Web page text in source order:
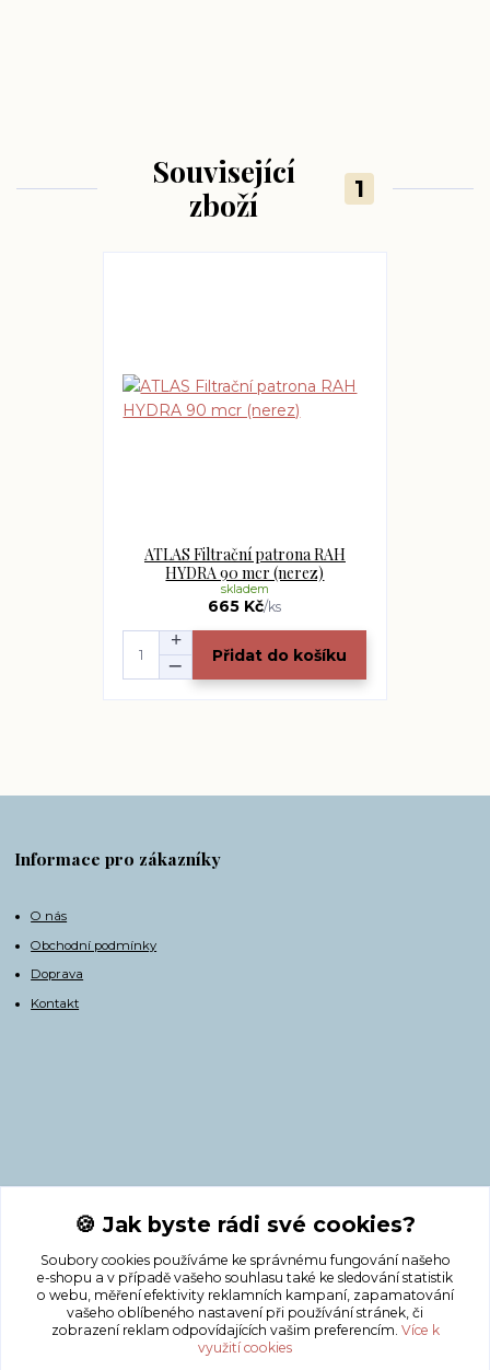
Související
zboží
1
ATLAS Filtrační patrona RAH
HYDRA 90 mcr (nerez)
665 Kč/ks
skladem
Přidat do košíku
Informace pro zákazníky
O nás
Obchodní podmínky
Doprava
Kontakt
Kontakty
+420 775 308 750
info@masnicak.cz
🍪 Jak byste rádi své cookies?
Soubory cookies používáme ke správnému fungování našeho
e-shopu a v případě vašeho souhlasu také ke sledování statistik
o webu, měření efektivity reklamních kampaní, zapamatování
vašeho oblíbeného nastavení při používání stránek, či
zobrazení reklam odpovídajících vašim preferencím. Více k
využití cookies